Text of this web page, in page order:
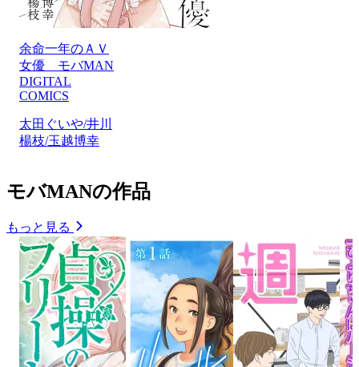
余命一年のＡＶ
女優 モバMAN
DIGITAL
COMICS
太田ぐいや/井川
楊枝/玉越博幸
モバMANの作品
もっと見る